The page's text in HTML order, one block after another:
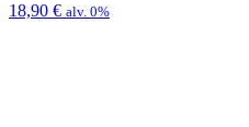
18,90 € alv. 0%